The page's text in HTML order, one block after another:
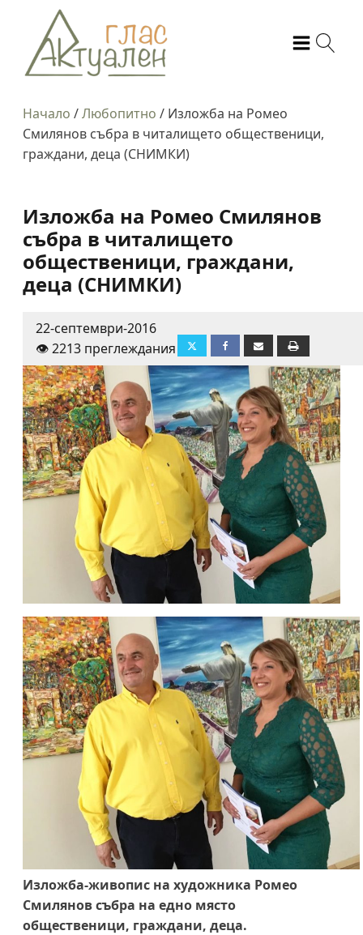
Начало /Любопитно / Изложба на Ромео
Смилянов събра в читалището общественици,
граждани, деца (СНИМКИ)
Изложба на Ромео Смилянов
събра в читалището
общественици, граждани,
деца (СНИМКИ)
22-септември-2016
👁️ 2213 преглеждания
Изложба-живопис на художника Ромео
Смилянов събра на едно място
общественици, граждани, деца.